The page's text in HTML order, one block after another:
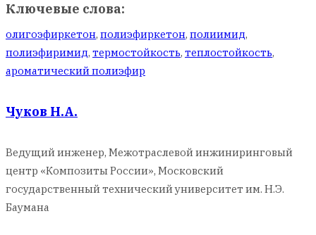
Ключевые слова:
олигоэфиркетон, полиэфиркетон, полиимид,
полиэфиримид, термостойкость, теплостойкость,
ароматический полиэфир
Чуков Н.А.
Ведущий инженер, Межотраслевой инжиниринговый
центр «Композиты России», Московский
государственный технический университет им. Н.Э.
Баумана